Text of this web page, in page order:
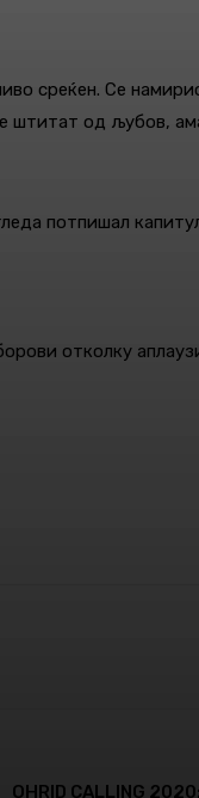
среќен. Се
штитат од љубов,
потпишал
отколку
OHRID CALLING